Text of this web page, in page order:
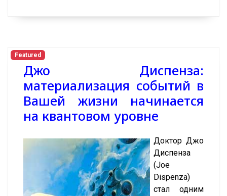
Featured
Джо Диспенза:
материализация событий в
Вашей жизни начинается
на квантовом уровне
Доктор Джо
Диспенза
(Joe
Dispenza)
стал одним